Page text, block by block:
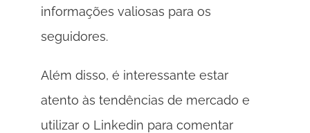
informações valiosas para os
seguidores.
Além disso, é interessante estar
atento às tendências de mercado e
utilizar o Linkedin para comentar